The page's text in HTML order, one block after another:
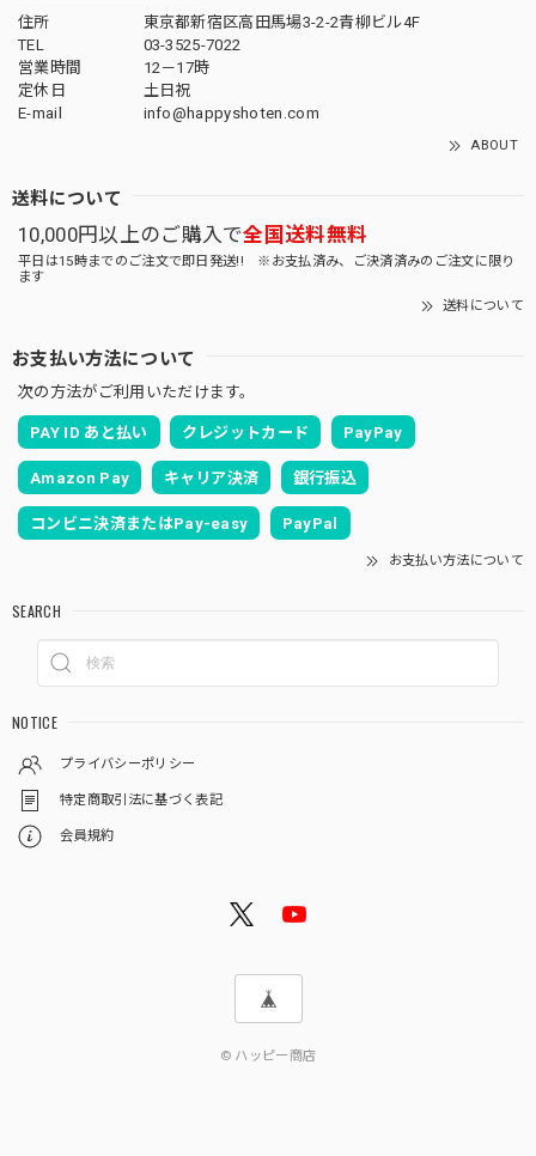
住所
東京都新宿区高田馬場3-2-2青柳ビル4F
TEL
03-3525-7022
営業時間
12－17時
定休日
土日祝
E-mail
info@happyshoten.com
ABOUT
送料について
10,000円以上のご購入で全国送料無料
平日は15時までのご注文で即日発送!! ※お支払済み、ご決済済みのご注文に限り
ます
送料について
お支払い方法について
次の方法がご利用いただけます。
PAY ID あと払い クレジットカード PayPay
Amazon Pay キャリア決済 銀行振込
コンビニ決済またはPay-easy PayPal
お支払い方法について
SEARCH
NOTICE
プライバシーポリシー
特定商取引法に基づく表記
会員規約
© ハッピー商店